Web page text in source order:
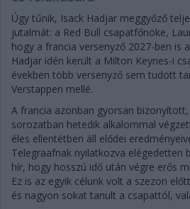
Úgy tűnik, Isack Hadjar meggyőző
jutalmát: a Red Bull csapatfőnöke,
hogy a francia versenyző 2027-ben is
Hadjar idén került a Milton Keynes-i
években több versenyző sem tudott
Verstappen mellé.
A francia azonban gyorsan
sorozatban hetedik alkalommal
éles ellentétben áll elődei
Telegraafnak nyilatkozva elégedetten
hír, hogy hosszú idő után végre erős
Ez is az egyik célunk volt a szezon
és nagyon sokat tanult a csapattól,